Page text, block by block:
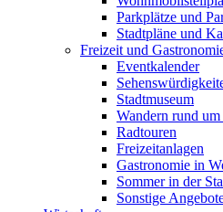
Parkplätze und
Stadtpläne und
Freizeit und
Eventkalender
Stadtmuseum
Wandern rund
Radtouren
Freizeitanlagen
Gastronomie in
Sommer in der
Sonstige